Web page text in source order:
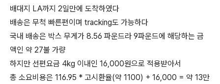
배대지 LA까지 2일만에 도착하였다
배송은 무척 빠른편이며 tracking도 가능하다
국내 배송은 박스 무게가 8.56 파운드라 9파운드에 해당하는 금
액인 약 27불 가량
하지만 선편요금 4kg 이내인 16,000원으로 적용받아서
총 소요비용은 116.95 * 고시환율(약 1100) + 16,000 = 약 13만